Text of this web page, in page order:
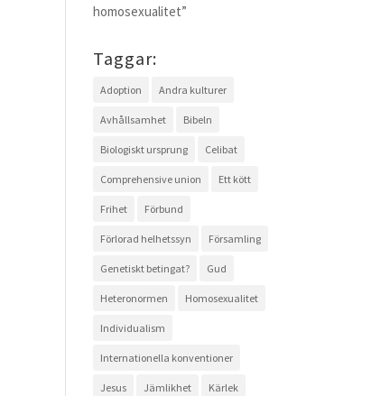
homosexualitet”
Taggar:
Adoption Andra kulturer
Avhållsamhet Bibeln
Biologiskt ursprung Celibat
Comprehensive union Ett kött
Frihet Förbund
Förlorad helhetssyn Församling
Genetiskt betingat? Gud
Heteronormen Homosexualitet
Individualism
Internationella konventioner
Jesus Jämlikhet Kärlek